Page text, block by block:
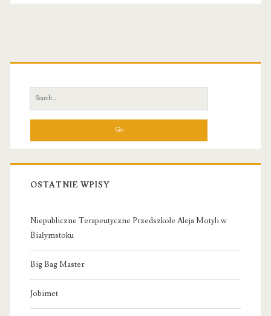
Primary
Sidebar
Search
for:
OSTATNIE WPISY
Niepubliczne Terapeutyczne Przedszkole Aleja Motyli w
Białymstoku
Big Bag Master
Jobimet